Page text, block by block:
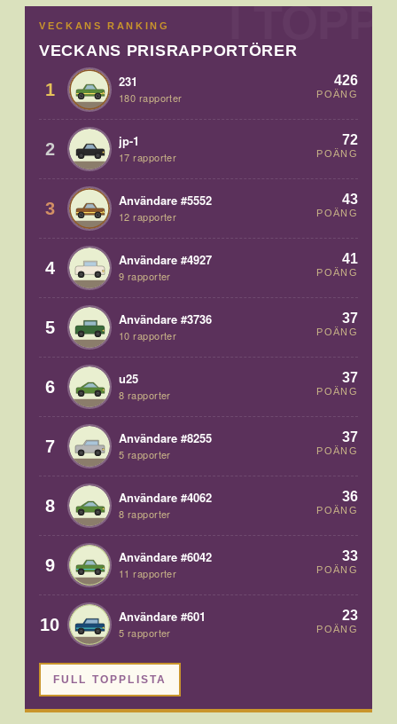
VECKANS RANKING
VECKANS PRISRAPPORTÖRER
1 231
180 rapporter
426
POÄNG
2 jp-1
17 rapporter
72
POÄNG
3 Användare #5552
12 rapporter
43
POÄNG
4 Användare #4927
9 rapporter
41
POÄNG
5 Användare #3736
10 rapporter
37
POÄNG
6 u25
8 rapporter
37
POÄNG
7 Användare #8255
5 rapporter
37
POÄNG
8 Användare #4062
8 rapporter
36
POÄNG
9 Användare #6042
11 rapporter
33
POÄNG
10 Användare #601
5 rapporter
23
POÄNG
FULL TOPPLISTA